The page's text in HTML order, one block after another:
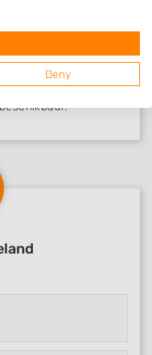
Haams..
Deny